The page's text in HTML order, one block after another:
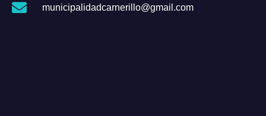
municipalidadcarnerillo@gmail.com